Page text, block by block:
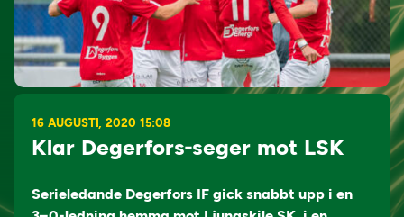
16 AUGUSTI, 2020 15:08
Klar Degerfors-seger mot LSK
Serieledande Degerfors IF gick snabbt upp i en